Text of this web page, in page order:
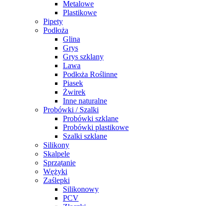
Metalowe
Plastikowe
Pipety
Podłoża
Glina
Grys
Grys szklany
Lawa
Podłoża Roślinne
Piasek
Żwirek
Inne naturalne
Probówki / Szalki
Probówki szklane
Probówki plastikowe
Szalki szklane
Silikony
Skalpele
Sprzątanie
Wężyki
Zaślepki
Silikonowy
PCV